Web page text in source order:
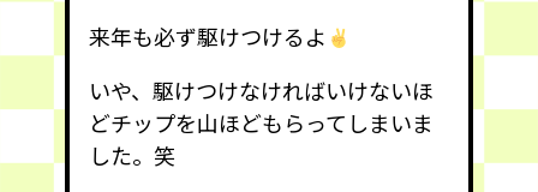
来年も必ず駆けつけるよ
いや、駆けつけなければいけないほ
どチップを山ほどもらってしまいま
した。笑